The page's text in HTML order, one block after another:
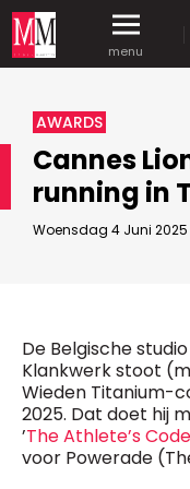
menu
AWARDS
Cannes
running in
Woensdag 4 Juni 2025
De Belgische
Klankwerk stoot
Wieden Titanium-
2025. Dat doet hij
’The Athlete’s Code
voor Powerade
JE
OP
MARCOM WORLD
Mix Brussels -
1160 Brussels - Belgïe
E-mail :
Managing
Jean-Vianney
0471 92 01 98
Gebruik
zoektermen,
gezocht wordt.
Gebruik het
als u op zoek
Krijg